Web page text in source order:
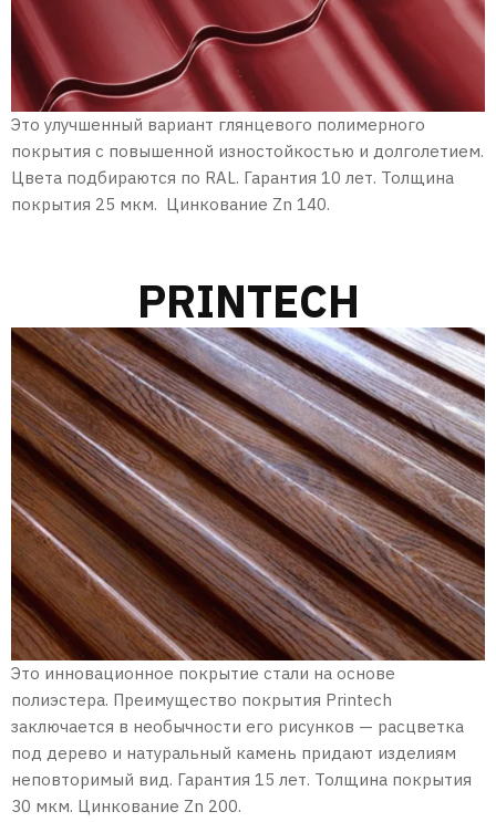
Это улучшенный вариант глянцевого полимерного
покрытия с повышенной изностойкостью и долголетием.
Цвета подбираются по RAL. Гарантия 10 лет. Толщина
покрытия 25 мкм. Цинкование Zn 140.
PRINTECH
Это инновационное покрытие стали на основе
полиэстера. Преимущество покрытия Printech
заключается в необычности его рисунков — расцветка
под дерево и натуральный камень придают изделиям
неповторимый вид. Гарантия 15 лет. Толщина покрытия
30 мкм. Цинкование Zn 200.